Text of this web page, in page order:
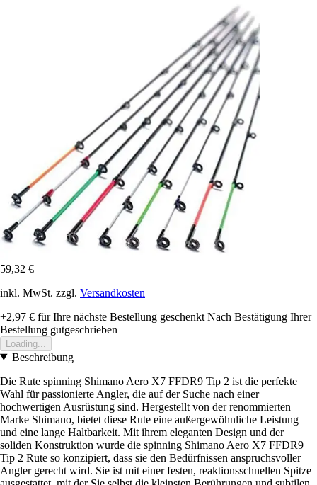
59,32 €
inkl. MwSt. zzgl. Versandkosten
+2,97 € für Ihre nächste Bestellung geschenkt Nach Bestätigung Ihrer
Bestellung gutgeschrieben
Loading...
Beschreibung
Die Rute spinning Shimano Aero X7 FFDR9 Tip 2 ist die perfekte
Wahl für passionierte Angler, die auf der Suche nach einer
hochwertigen Ausrüstung sind. Hergestellt von der renommierten
Marke Shimano, bietet diese Rute eine außergewöhnliche Leistung
und eine lange Haltbarkeit. Mit ihrem eleganten Design und der
soliden Konstruktion wurde die spinning Shimano Aero X7 FFDR9
Tip 2 Rute so konzipiert, dass sie den Bedürfnissen anspruchsvoller
Angler gerecht wird. Sie ist mit einer festen, reaktionsschnellen Spitze